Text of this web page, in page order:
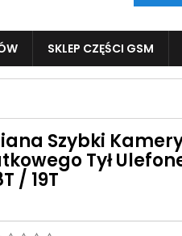
SKLEP CZĘŚCI GSM
Szybki
Tył
/ 19T